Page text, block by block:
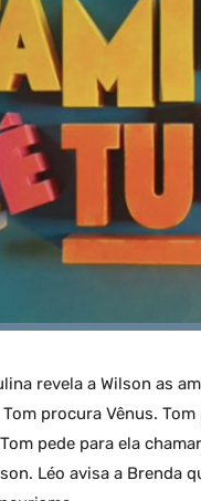
revela a Wilson as
procura Vênus.
pede para ela
Léo avisa a Brenda